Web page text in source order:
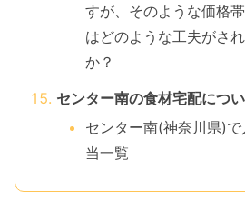
すが、そのような価格
はどのような工夫がさ
か？
センター南の食材宅配につ
センター南(神奈川県)
当一覧